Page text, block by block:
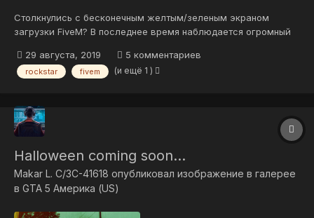
Столкнулись с бесконечным желтым/зеленым экраном
загрузки FiveM? В последнее время наблюдается огромный
уделяют все больше и больше времени компактным игровым
девайсам. Именно это приводит к таким проблемам как:
29 августа, 2019 5 комментариев
rockstar fivem (и ещё 1 )
Halloween coming soon...
Makar L. C/3C-41618 опубликовал изображение в галерее
в GTA 5 Америка (US)